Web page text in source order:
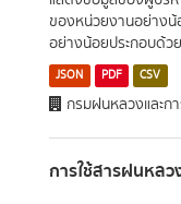
ของหน่วยงานอย่าง
อย่างน้อยประกอบด้ว
JSON PDF CSV
กรมฝนหลวงและก
การใช้สารฝนหลว